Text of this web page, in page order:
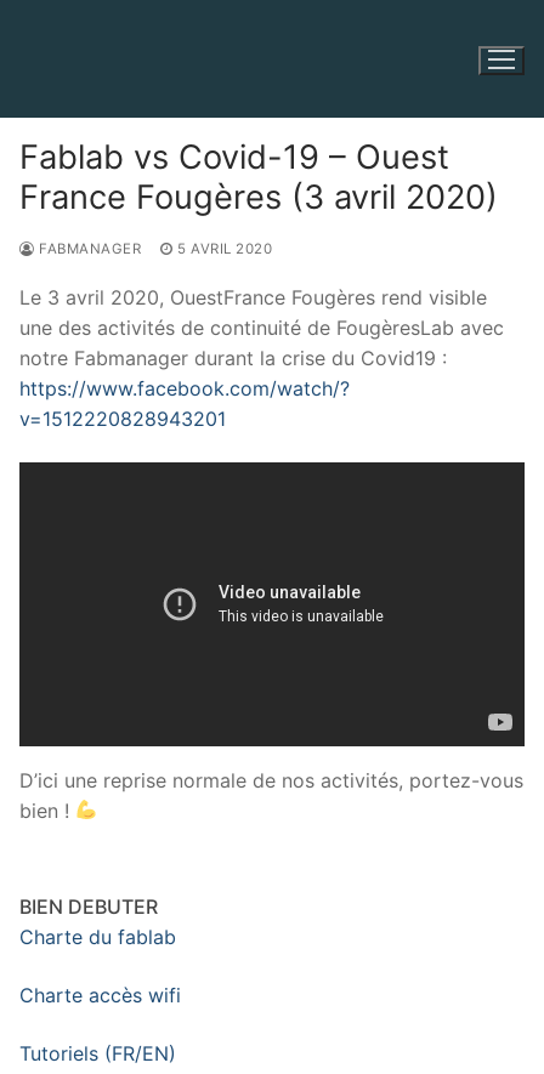
Fablab vs Covid-19 – Ouest
France Fougères (3 avril 2020)
FABMANAGER 5 AVRIL 2020
Le 3 avril 2020, OuestFrance Fougères rend visible
une des activités de continuité de FougèresLab avec
notre Fabmanager durant la crise du Covid19 :
https://www.facebook.com/watch/?
v=1512220828943201
D’ici une reprise normale de nos activités, portez-vous
bien !
BIEN DEBUTER
Charte du fablab
Charte accès wifi
Tutoriels (FR/EN)